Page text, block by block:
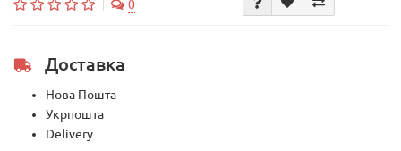
0
Доставка
Нова Пошта
Укрпошта
Delivery